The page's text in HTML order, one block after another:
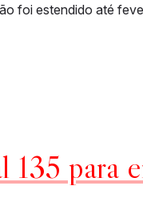
foi estendido até
135 para